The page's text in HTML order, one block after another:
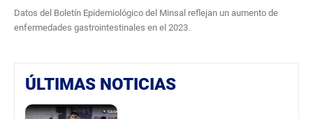
Datos del Boletín Epidemiológico del Minsal reflejan un aumento de
enfermedades gastrointestinales en el 2023.
ÚLTIMAS NOTICIAS